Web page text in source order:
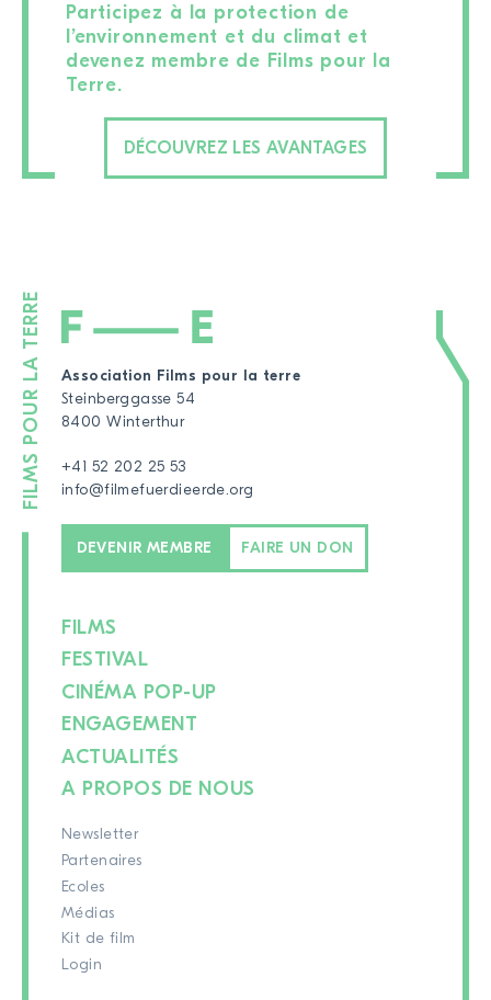
Participez à la protection de
l’environnement et du climat et
devenez membre de Films pour la
Terre.
DÉCOUVREZ LES AVANTAGES
Association Films pour la terre
Steinberggasse 54
8400 Winterthur
+41 52 202 25 53
info@filmefuerdieerde.org
DEVENIR MEMBRE FAIRE UN DON
FILMS
FESTIVAL
CINÉMA POP-UP
ENGAGEMENT
ACTUALITÉS
A PROPOS DE NOUS
Newsletter
Partenaires
Ecoles
Médias
Kit de film
Login